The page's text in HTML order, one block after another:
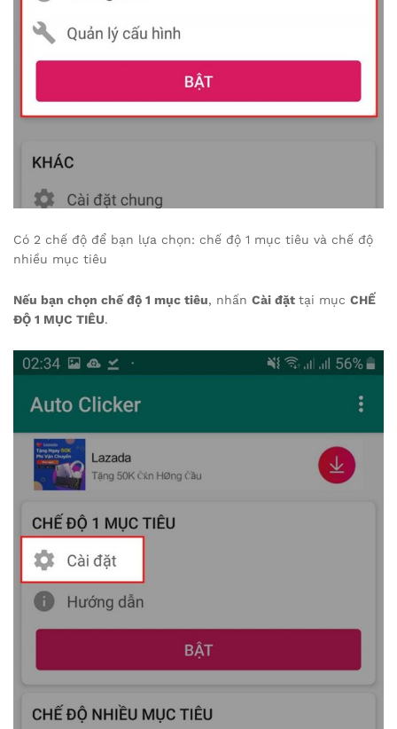
Có 2 chế độ để bạn lựa chọn: chế độ 1 mục tiêu và chế độ
nhiều mục tiêu
Nếu bạn chọn chế độ 1 mục tiêu, nhấn Cài đặt tại mục CHẾ
ĐỘ 1 MỤC TIÊU.